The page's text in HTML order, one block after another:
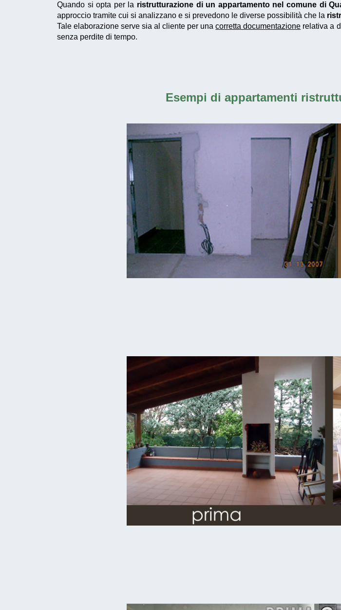
Quando si opta per la ristrutturazione di un appartamento nel comune di
approccio tramite cui si analizzano e si prevedono le diverse possibilità che la
Tale elaborazione serve sia al cliente per unacorretta documentazione relativa a
senza perdite di tempo.
Esempi di appartamenti